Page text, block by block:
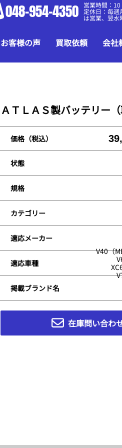
048-954-4350 営業時間：
定休日：毎
は営業、翌水
お客様の声 買取依頼 会社
ＴＬＡＳ製バッテリー（
価格（税込）
状態
規格
カテゴリー
適応メーカー
適応車種
V40（
掲載ブランド名
在庫問い合わ